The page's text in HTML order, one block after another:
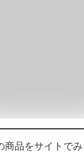
商品をサイトでみ